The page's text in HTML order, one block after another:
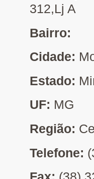
312,Lj A
Bairro:
Cidade:
Estado:
UF: MG
Região:
Telefone: